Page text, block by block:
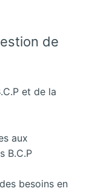
de
et de la
aux
B.C.P
besoins en